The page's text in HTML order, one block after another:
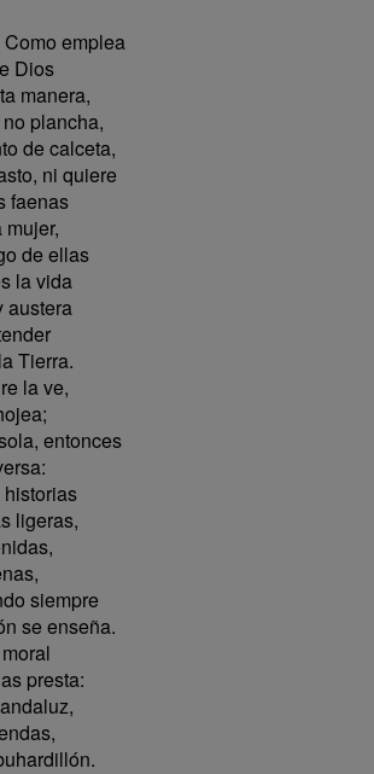
emplea
Dios
manera,
plancha,
de calceta,
ni quiere
faenas
mujer,
de ellas
la vida
austera
Tierra.
la ve,
entonces
ligeras,
siempre
se enseña.
presta: